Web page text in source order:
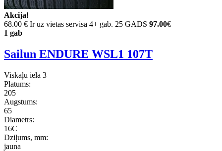
Akcija!
68.00 € Ir uz vietas servisā 4+ gab. 25 GADS 97.00€
1 gab
Sailun ENDURE WSL1 107T
Viskaļu iela 3
Platums:
205
Augstums:
65
Diametrs:
16C
Dziļums, mm:
jauna